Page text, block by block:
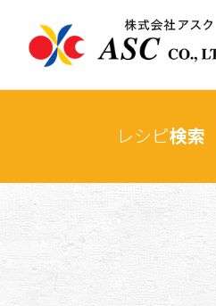
レシピ検索